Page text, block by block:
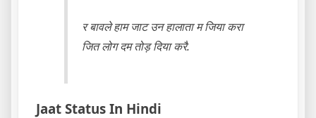
र बावले हाम जाट उन हालाता म जिया करा
जित लोग दम तोड़ दिया करै.
Jaat Status In Hindi